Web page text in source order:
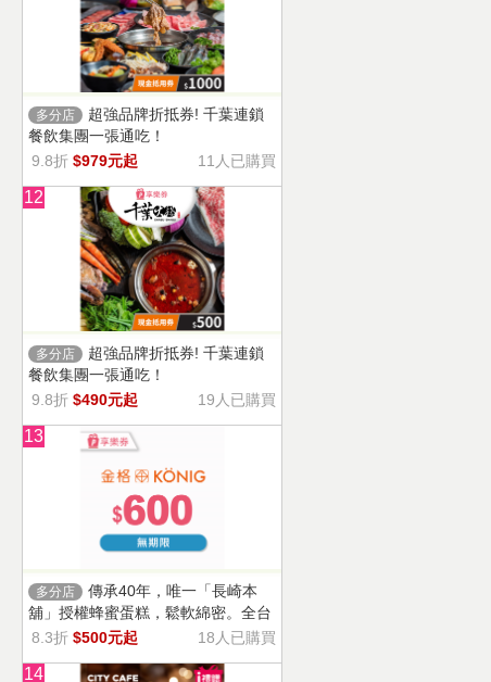
多分店
超強品牌折抵券! 千葉連鎖
餐飲集團一張通吃！
9.8折 $979元起 11人已購買
12
多分店
超強品牌折抵券! 千葉連鎖
餐飲集團一張通吃！
9.8折 $490元起 19人已購買
13
多分店
傳承40年，唯一「長崎本
舖」授權蜂蜜蛋糕，鬆軟綿密。全台
13家門市適用，自選商品，幸福烘焙
8.3折 $500元起 18人已購買
14